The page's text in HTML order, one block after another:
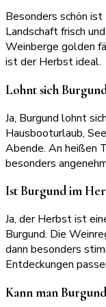
Besonders schön ist
Landschaft frisch
Weinberge golden
ist der Herbst ideal.
Lohnt sich
Ja, Burgund lohnt
Hausbooturlaub,
Abende. An heißen
besonders
Ist Burgund im
Ja, der Herbst ist
Burgund. Die
dann besonders
Entdeckungen
Kann man